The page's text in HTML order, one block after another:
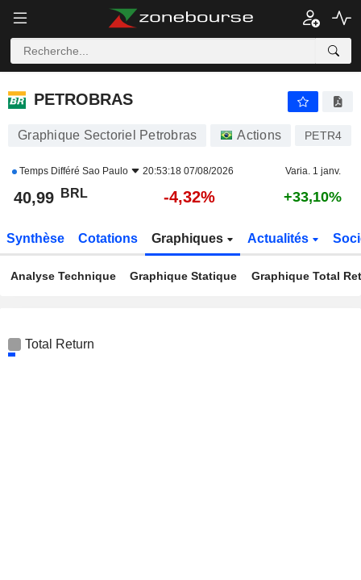
PETROBRAS
PETROBRAS
Graphique Sectoriel Petrobras Actions PETR4
Temps Différé Sao Paulo 20:53:18 07/08/2026 Varia. 1 janv.
40,99 BRL -4,32% +33,10%
Synthèse Cotations Graphiques Actualités
Analyse Technique Graphique Statique Graphique Total
Total Return